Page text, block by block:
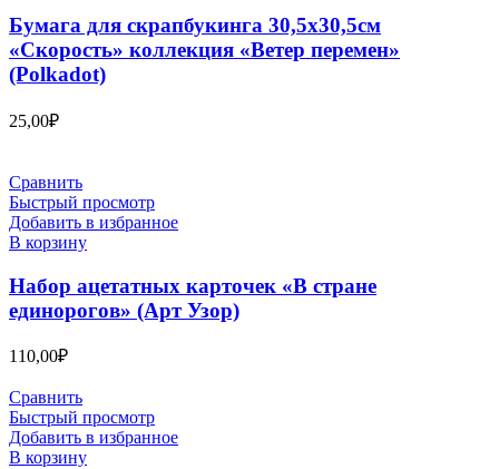
Бумага для скрапбукинга 30,5х30,5см
«Скорость» коллекция «Ветер перемен»
(Polkadot)
25,00₽
Сравнить
Быстрый просмотр
Добавить в избранное
В корзину
Набор ацетатных карточек «В стране
единорогов» (Арт Узор)
110,00₽
Сравнить
Быстрый просмотр
Добавить в избранное
В корзину